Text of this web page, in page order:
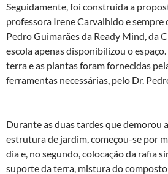
Seguidamente, foi construída a
professora Irene Carvalhido e sempre
Pedro Guimarães da Ready Mind, da
escola apenas disponibilizou o
terra e as plantas foram fornecidas
ferramentas necessárias, pelo Dr.
Durante as duas tardes que demorou
estrutura de jardim, começou-se por
dia e, no segundo, colocação da rafia
suporte da terra, mistura do